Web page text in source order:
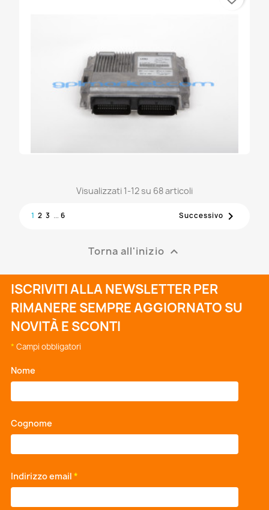
Visualizzati 1-12 su 68 articoli
1 2 3 … 6 Successivo 
Torna all'inizio 
ISCRIVITI ALLA NEWSLETTER PER
RIMANERE SEMPRE AGGIORNATO SU
NOVITÀ E SCONTI
* Campi obbligatori
Nome
Cognome
Indirizzo email *